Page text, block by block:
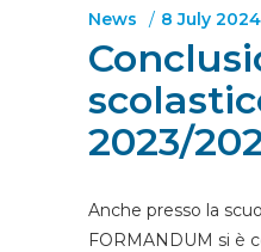
News 8 July 2024
2023/
Anche presso la
FORMANDUM si è